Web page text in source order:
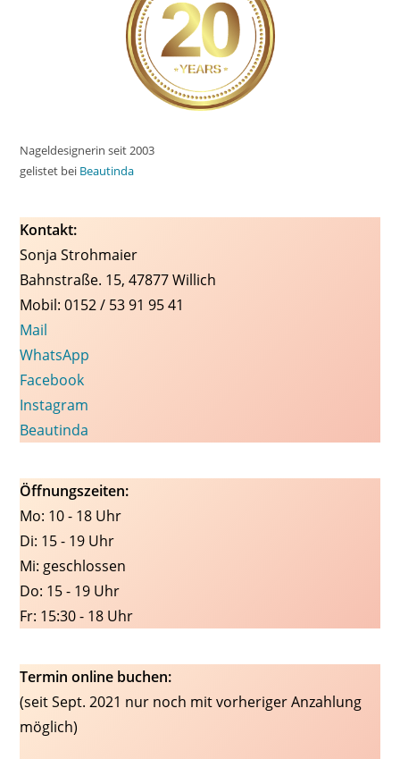
Nageldesignerin seit 2003
gelistet bei Beautinda
Kontakt:
Sonja Strohmaier
Bahnstraße. 15, 47877 Willich
Mobil: 0152 / 53 91 95 41
Mail
WhatsApp
Facebook
Instagram
Beautinda
Öffnungszeiten:
Mo: 10 - 18 Uhr
Di: 15 - 19 Uhr
Mi: geschlossen
Do: 15 - 19 Uhr
Fr: 15:30 - 18 Uhr
Termin online buchen:
(seit Sept. 2021 nur noch mit vorheriger Anzahlung
möglich)